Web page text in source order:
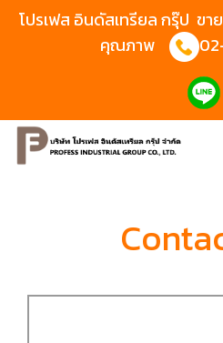
โปรเฟส อินดัสเทรียล กรุ๊ป ข
คุณภาพ